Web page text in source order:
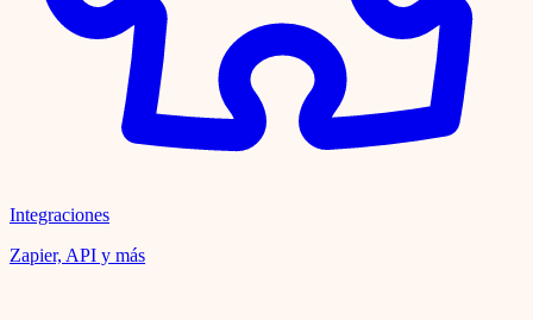
Integraciones
Zapier, API y más